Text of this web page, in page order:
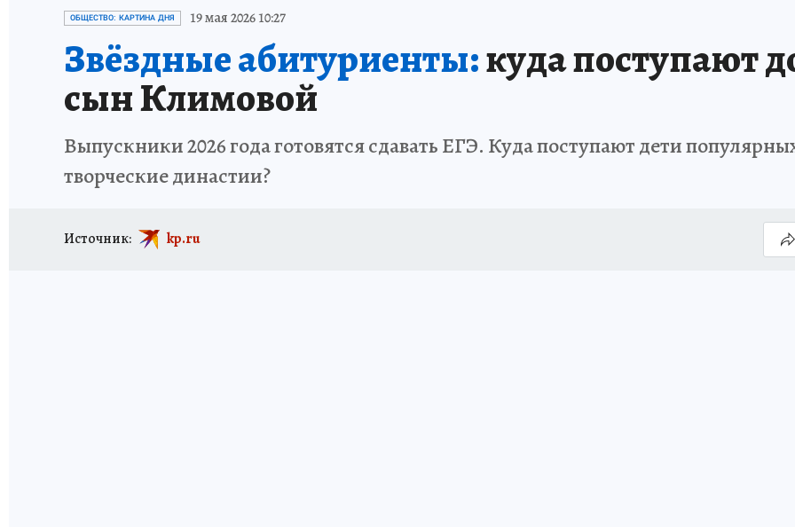
ИСПЫТАНО НА СЕБЕ
ОБЩЕСТВО: КАРТИНА ДНЯ 19 мая 2026 10:27
Звёздные абитуриенты:куда поступают
сын Климовой
Выпускники 2026 года готовятся сдавать ЕГЭ. Куда поступают дети
творческие династии?
Источник: kp.ru